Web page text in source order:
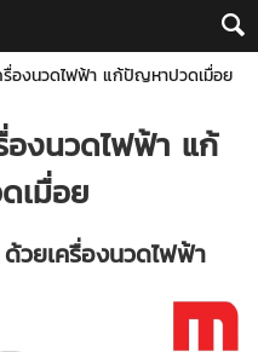
รื่องนวดไฟฟ้า แก้ปัญหาปวดเมื่อย
องนวดไฟฟ้า แก้
เมื่อย
วยเครื่องนวดไฟฟ้า